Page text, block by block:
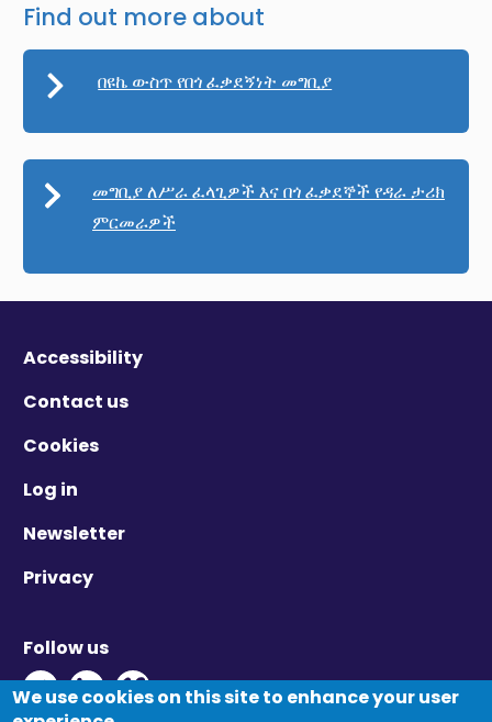
Find out more about
በዩኬ ውስጥ የበጎ ፈቃደኝነት መግቢያ
መግቢያ ለሥራ ፈላጊዎች እና በጎ ፈቃደኞች የዳራ ታሪክ
ምርመራዎች
Accessibility
Contact us
Cookies
Log in
Newsletter
Privacy
Follow us
Twitter - Opens in new window
Linkedin - Opens in new window
Vimeo - Opens in new window
We use cookies on this site to enhance your user